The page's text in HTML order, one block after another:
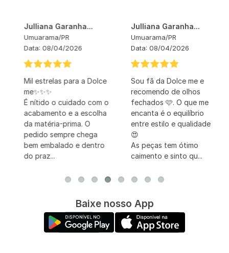
Julliana Garanha...
Umuarama/PR
Data:08/04/2026
Mil estrelas para a Dolce
me✨✨✨
É nítido o cuidado com o
acabamento e a escolha
da matéria-prima. O
pedido sempre chega
bem embalado e dentro
do praz...
Julliana Garanha...
Umuarama/PR
Data:08/04/2026
Sou fã da Dolce me e
recomendo de olhos
fechados 🩷. O que me
encanta é o equilíbrio
entre estilo e qualidade
😍
As peças tem ótimo
caimento e sinto qu...
Baixe nosso App